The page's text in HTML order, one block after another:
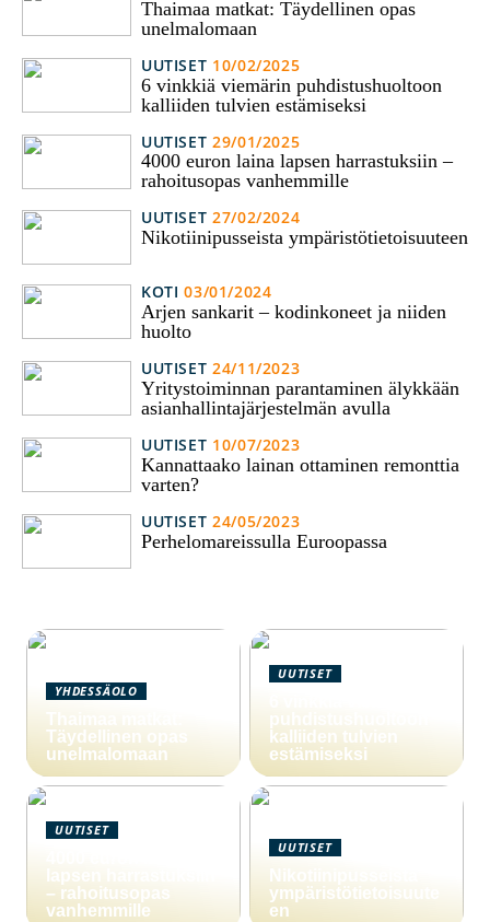
Thaimaa matkat: Täydellinen opas
unelmalomaan
UUTISET 10/02/2025
6 vinkkiä viemärin puhdistushuoltoon
kalliiden tulvien estämiseksi
UUTISET 29/01/2025
4000 euron laina lapsen harrastuksiin –
rahoitusopas vanhemmille
UUTISET 27/02/2024
Nikotiinipusseista ympäristötietoisuuteen
KOTI 03/01/2024
Arjen sankarit – kodinkoneet ja niiden
huolto
UUTISET 24/11/2023
Yritystoiminnan parantaminen älykkään
asianhallintajärjestelmän avulla
UUTISET 10/07/2023
Kannattaako lainan ottaminen remonttia
varten?
UUTISET 24/05/2023
Perhelomareissulla Euroopassa
YHDESSÄOLO
Thaimaa matkat:
Täydellinen opas
unelmalomaan
UUTISET
puhdistushuoltoon
kalliiden tulvien
estämiseksi
UUTISET
lapsen harrastuksiin
– rahoitusopas
vanhemmille
UUTISET
Nikotiinipusseista
ympäristötietoisuute
en